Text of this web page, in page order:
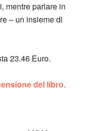
mentre parlare in
– un insieme di
23.46 Euro.
del libro.